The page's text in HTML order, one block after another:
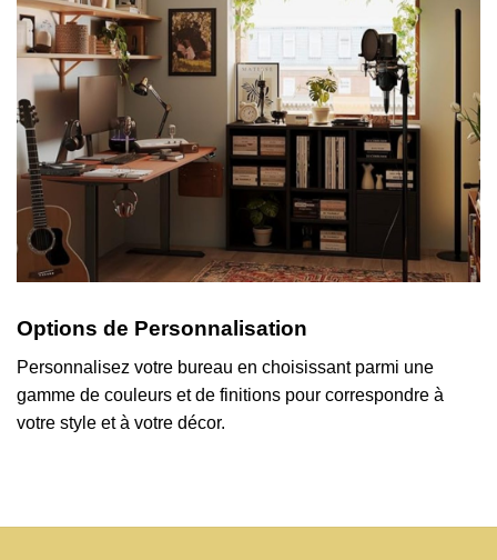
Options de Personnalisation
Personnalisez votre bureau en choisissant parmi une
gamme de couleurs et de finitions pour correspondre à
votre style et à votre décor.